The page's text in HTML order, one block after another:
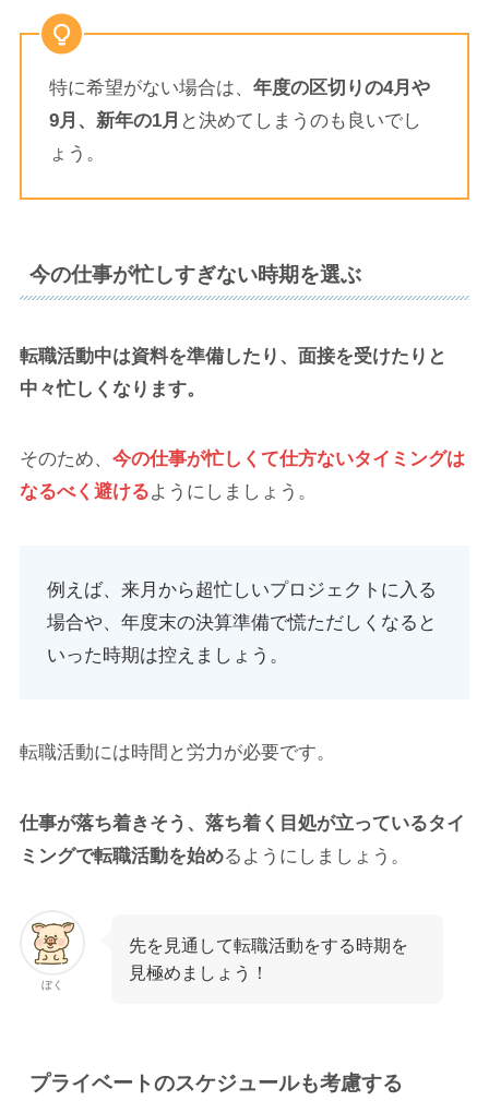
特に希望がない場合は、年度の区切りの4月や
9月、新年の1月 と決めてしまうのも良いでし
ょう。
今の仕事が忙しすぎない時期を選ぶ
転職活動中は資料を準備したり、面接を受けたりと
中々忙しくなります。
そのため、 今の仕事が忙しくて仕方ないタイミングは
なるべく避けるようにしましょう。
例えば、来月から超忙しいプロジェクトに入る
場合や、年度末の決算準備で慌ただしくなると
いった時期は控えましょう。
転職活動には時間と労力が必要です。
仕事が落ち着きそう、落ち着く目処が立っているタイ
ミングで転職活動を始めるようにしましょう。
ぼく
先を見通して転職活動をする時期を
見極めましょう！
プライベートのスケジュールも考慮する